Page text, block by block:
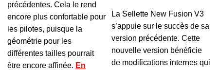
précédentes. Cela le rend
encore plus confortable pour
les pilotes, puisque la
géométrie pour les
différentes tailles pourrait
être encore affinée. En
La Sellette New Fusion V3
s’appuie sur le succès de sa
version précédente. Cette
nouvelle version bénéficie
de modifications internes qui